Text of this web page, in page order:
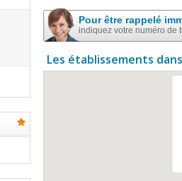
Pour être rappelé
indiquez votre numéro de
Les établissements